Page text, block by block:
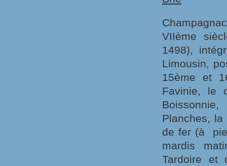
VIIème
1498),
Limousin,
15ème et
Favinie, le
Planches, la
de fer (à
mardis
Tardoire et